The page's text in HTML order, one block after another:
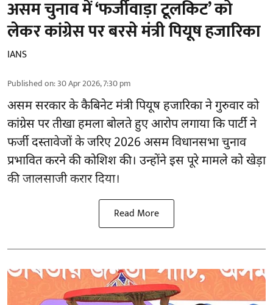
असम चुनाव में ‘फर्जीवाड़ा टूलकिट’ को
लेकर कांग्रेस पर बरसे मंत्री पियूष हजारिका
IANS
Published on:30 Apr 2026, 7:30 pm
असम सरकार के कैबिनेट मंत्री पियूष हजारिका ने गुरुवार को
कांग्रेस पर तीखा हमला बोलते हुए आरोप लगाया कि पार्टी ने
फर्जी दस्तावेजों के जरिए 2026 असम विधानसभा चुनाव
प्रभावित करने की कोशिश की। उन्होंने इस पूरे मामले को खेड़ा
की जालसाजी करार दिया।
Read More